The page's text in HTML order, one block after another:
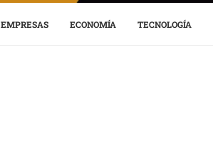
EMPRESAS ECONOMÍA TECNOLOGÍA